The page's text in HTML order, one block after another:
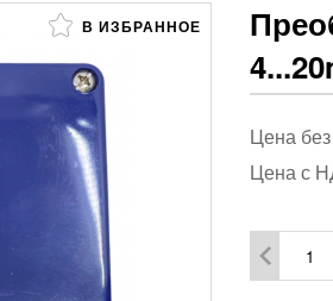
В ИЗБРАННОЕ
Цена
Цена с